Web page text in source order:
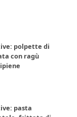
polpette di
con ragù
pasta